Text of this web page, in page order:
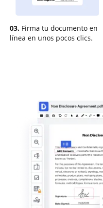
03. Firma tu documento en
línea en unos pocos clics.